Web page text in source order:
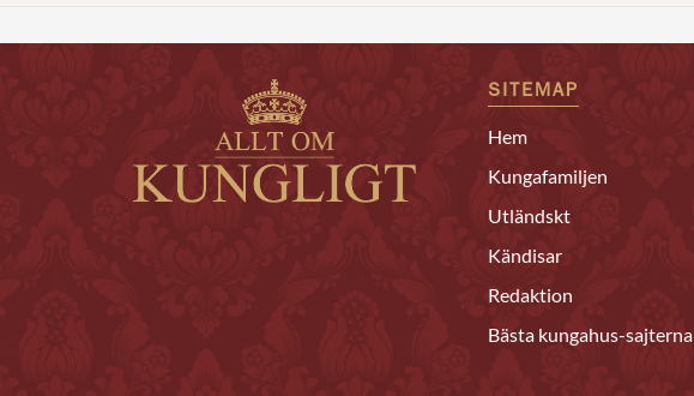
SITEMAP
Hem
Kungafamiljen
Utländskt
Kändisar
Redaktion
Bästa kungahus-sajterna